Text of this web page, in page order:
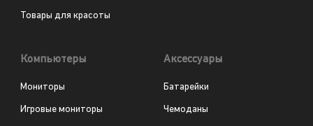
Товары для красоты
Компьютеры
Мониторы
Игровые мониторы
Аксессуары
Батарейки
Чемоданы